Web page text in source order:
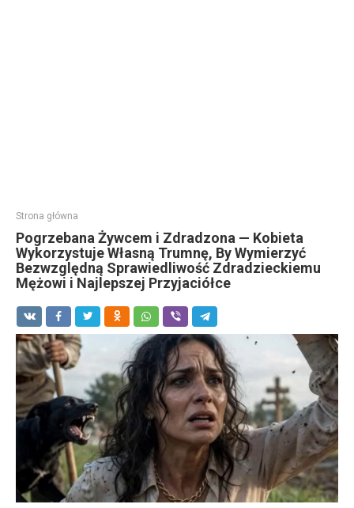
Strona główna
Pogrzebana Żywcem i Zdradzona — Kobieta
Wykorzystuje Własną Trumnę, By Wymierzyć
Bezwzględną Sprawiedliwość Zdradzieckiemu
Mężowi i Najlepszej Przyjaciółce